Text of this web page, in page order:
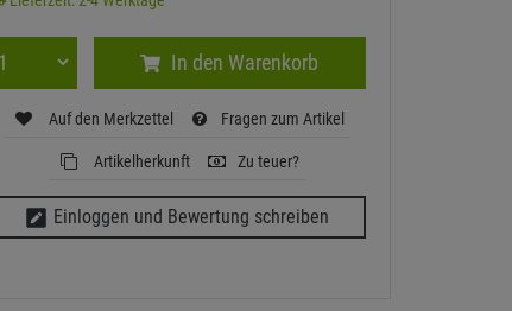
In den Warenkorb
Auf den Merkzettel Fragen zum Artikel
Artikelherkunft Zu teuer?
Einloggen und Bewertung schreiben